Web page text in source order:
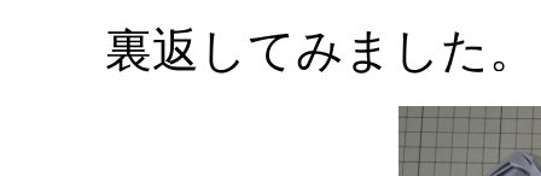
裏返してみました。